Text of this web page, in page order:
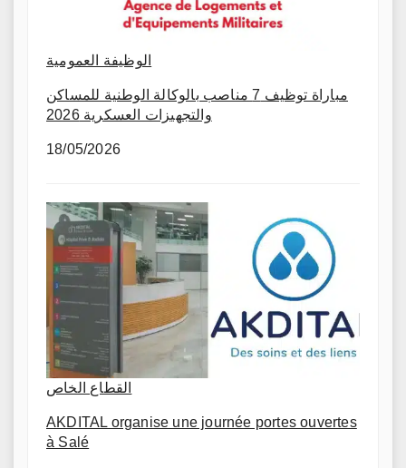
الوظيفة العمومية
مباراة توظيف 7 مناصب بالوكالة الوطنية للمساكن
والتجهيزات العسكرية 2026
18/05/2026
القطاع الخاص
AKDITAL organise une journée portes ouvertes
à Salé